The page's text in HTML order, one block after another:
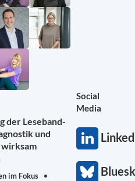
der Leseband-
und
im Fokus
Social
Media